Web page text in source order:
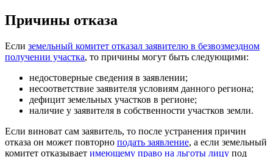
Причины отказа
Если земельный комитет отказал заявителю в безвозмездном
получении участка, то причины могут быть следующими:
недостоверные сведения в заявлении;
несоответствие заявителя условиям данного региона;
дефицит земельных участков в регионе;
наличие у заявителя в собственности участков земли.
Если виноват сам заявитель, то после устранения причин
отказа он может повторно подать заявление, а если земельный
комитет отказывает имеющему право на льготы лицу под